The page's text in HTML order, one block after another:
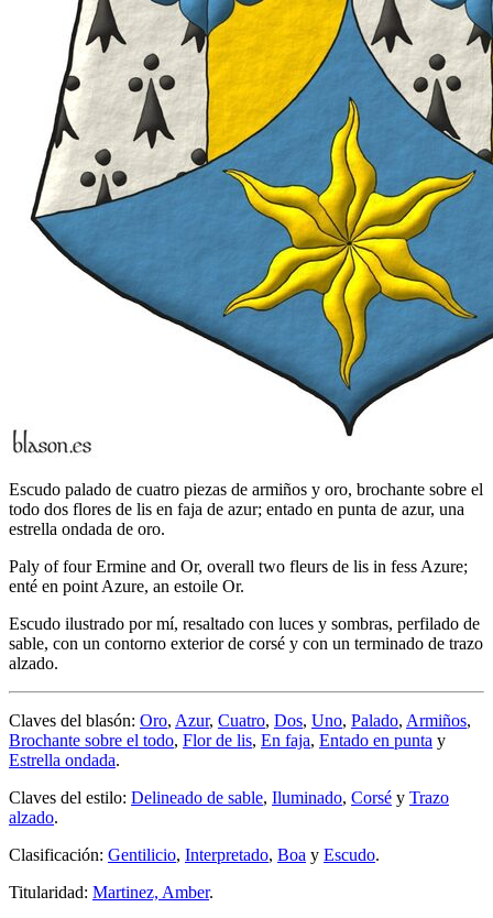
Escudo palado de cuatro piezas de armiños y oro, brochante sobre el
todo dos flores de lis en faja de azur; entado en punta de azur, una
estrella ondada de oro.
Paly of four Ermine and Or, overall two fleurs de lis in fess Azure;
enté en point Azure, an estoile Or.
Escudo ilustrado por mí, resaltado con luces y sombras, perfilado de
sable, con un contorno exterior de corsé y con un terminado de trazo
alzado.
Claves del blasón: Oro, Azur, Cuatro, Dos, Uno, Palado, Armiños,
Brochante sobre el todo, Flor de lis, En faja, Entado en punta y
Estrella ondada.
Claves del estilo: Delineado de sable, Iluminado, Corsé y Trazo
alzado.
Clasificación: Gentilicio, Interpretado, Boa y Escudo.
Titularidad: Martinez, Amber.